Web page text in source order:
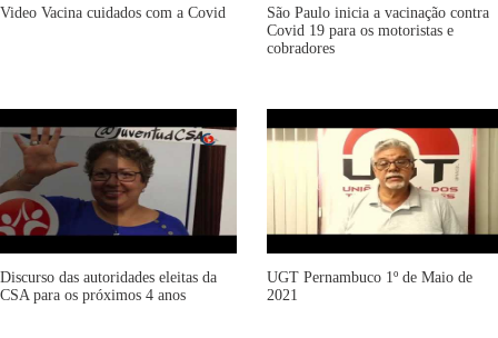
Video Vacina cuidados com a Covid
São Paulo inicia a vacinação contra
Covid 19 para os motoristas e
cobradores
Discurso das autoridades eleitas da
CSA para os próximos 4 anos
UGT Pernambuco 1º de Maio de
2021